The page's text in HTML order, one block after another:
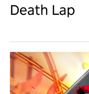
Death Lap